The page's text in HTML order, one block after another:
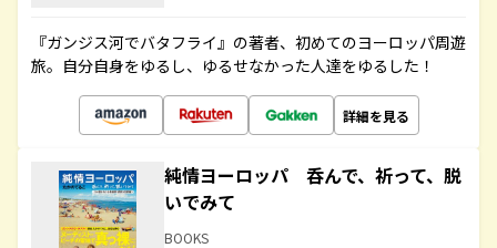
『ガンジス河でバタフライ』の著者、初めてのヨーロッパ周遊
旅。自分自身をゆるし、ゆるせなかった人達をゆるした！
詳細を見る
純情ヨーロッパ 呑んで、祈って、脱
いでみて
BOOKS